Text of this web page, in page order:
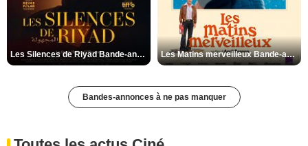
Les Silences de Riyad Bande-annonce VO STFR Les Matins merveilleux Bande-annonce VF
Bandes-annonces à ne pas manquer